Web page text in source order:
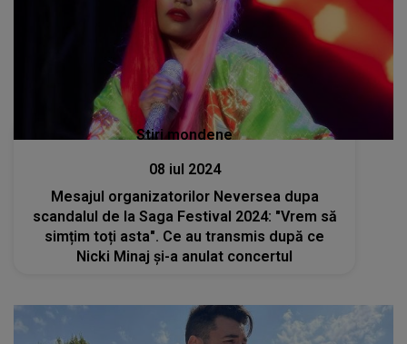
Stiri mondene
08 iul 2024
Mesajul organizatorilor Neversea dupa
scandalul de la Saga Festival 2024: "Vrem să
simțim toți asta". Ce au transmis după ce
Nicki Minaj și-a anulat concertul